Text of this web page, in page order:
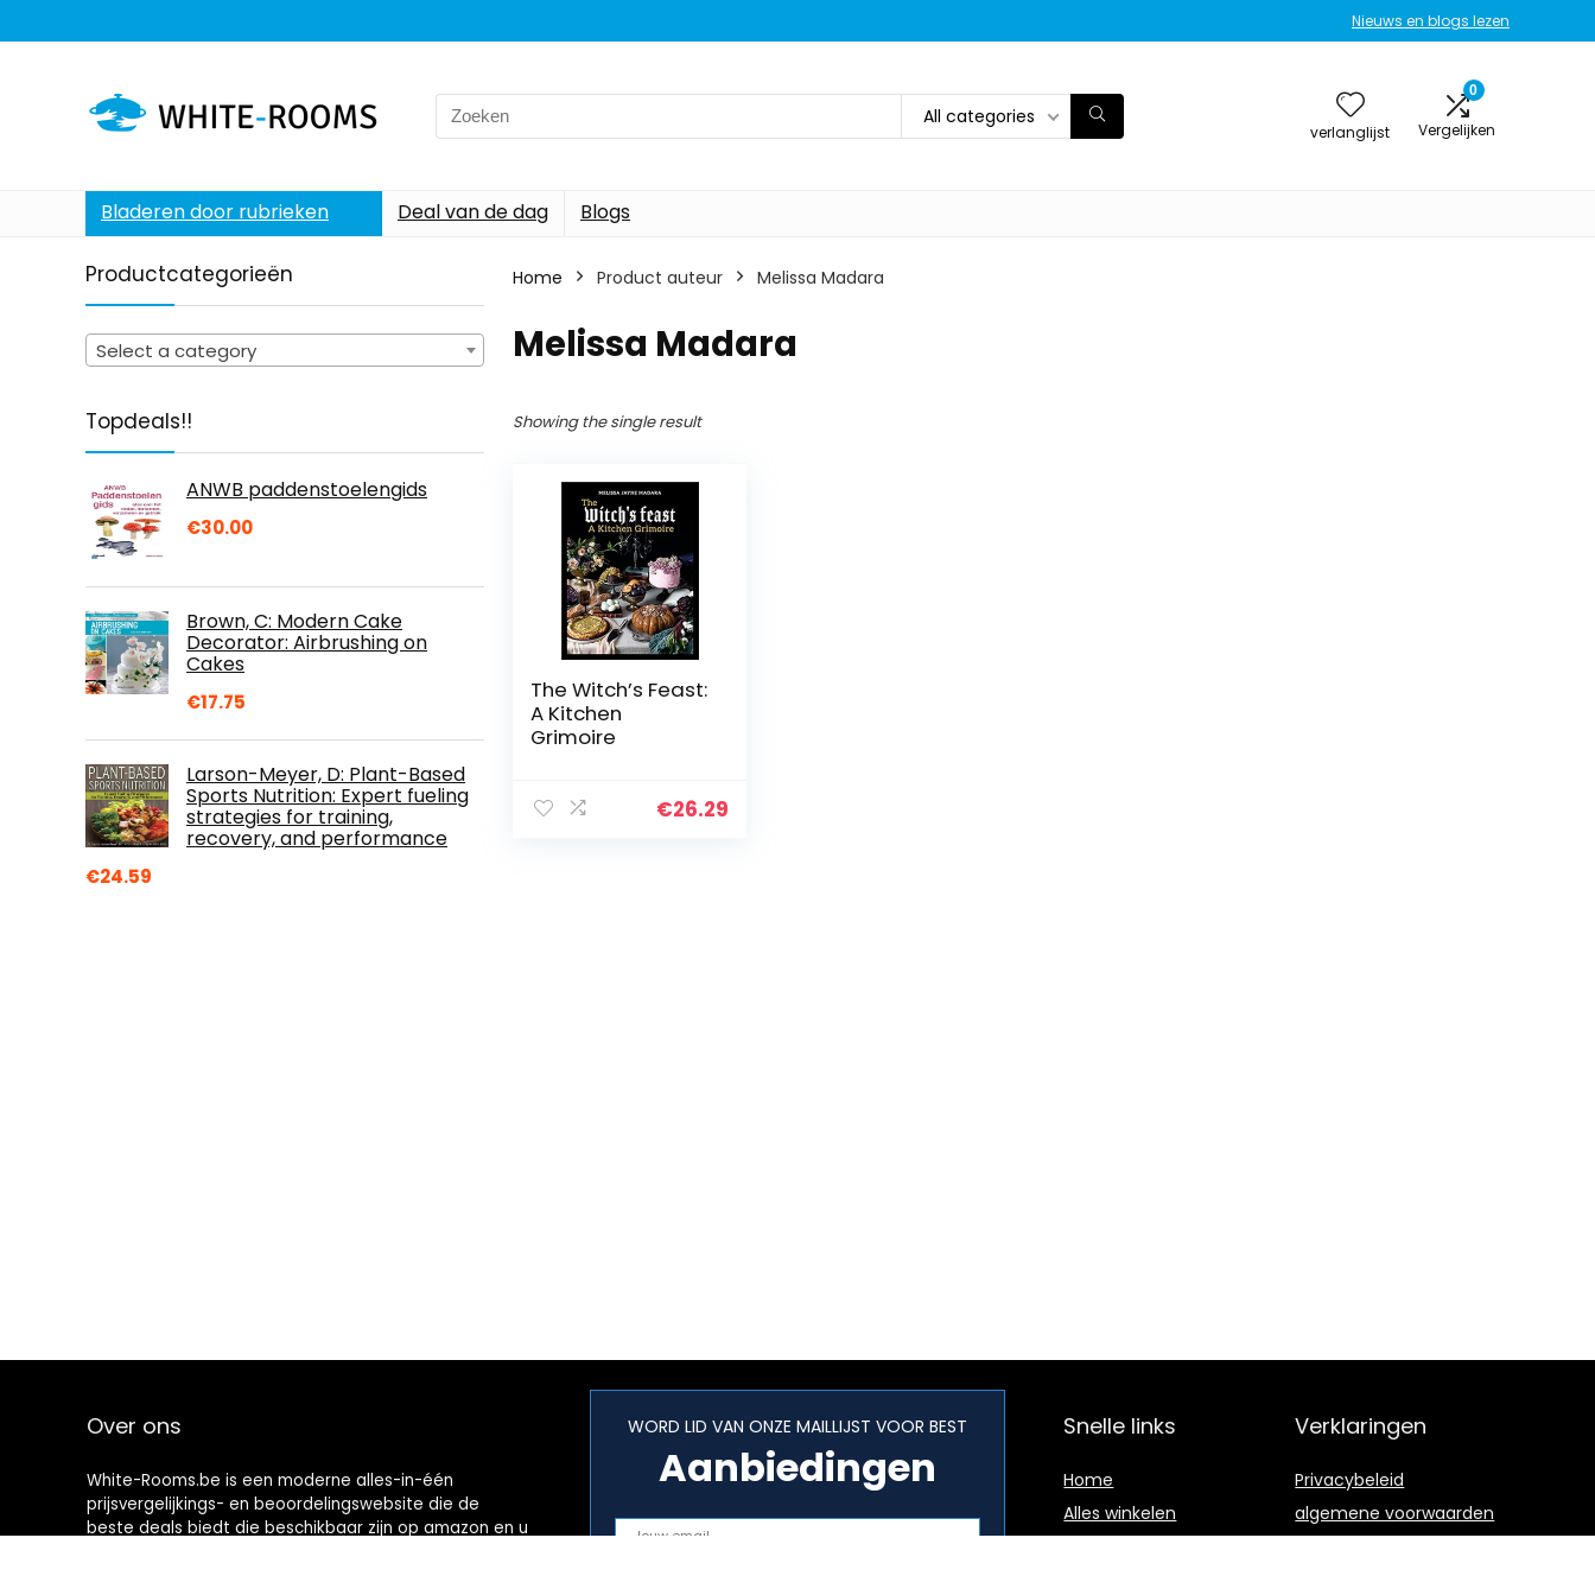
Nieuws en blogs lezen
Search
for:
All categories
verlanglijst
0
Vergelijken
Bladeren door rubrieken Deal van de dag Blogs
Productcategorieën
Select a category
Topdeals!!
ANWB paddenstoelengids
€30.00
Brown, C: Modern Cake
Decorator: Airbrushing on
Cakes
€17.75
Larson-Meyer, D: Plant-Based
Sports Nutrition: Expert fueling
strategies for training,
recovery, and performance
€24.59
Home Product auteur Melissa Madara
Melissa Madara
Showing the single result
The Witch’s Feast:
A Kitchen
Grimoire
€26.29
Over ons
White-Rooms.be is een moderne alles-in-één
prijsvergelijkings- en beoordelingswebsite die de
beste deals biedt die beschikbaar zijn op amazon en u
WORD LID VAN ONZE MAILLIJST VOOR BEST
Aanbiedingen
Snelle links
Home
Alles winkelen
Verklaringen
Privacybeleid
algemene voorwaarden